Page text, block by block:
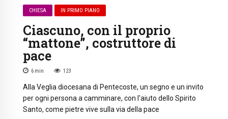
CHIESA IN PRIMO PIANO
Ciascuno, con il proprio
“mattone”, costruttore di
pace
6 min 123
Alla Veglia diocesana di Pentecoste, un segno e un invito
per ogni persona a camminare, con l'aiuto dello Spirito
Santo, come pietre vive sulla via della pace